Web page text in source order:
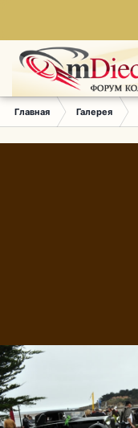
Главная Галерея